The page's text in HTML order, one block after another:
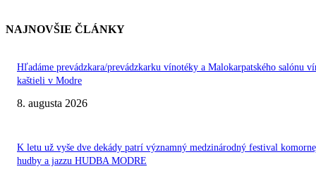
NAJNOVŠIE ČLÁNKY
Hľadáme prevádzkara/prevádzkarku vínotéky a Malokarpatského salónu
kaštieli v Modre
8. augusta 2026
K letu už vyše dve dekády patrí významný medzinárodný festival
hudby a jazzu HUDBA MODRE